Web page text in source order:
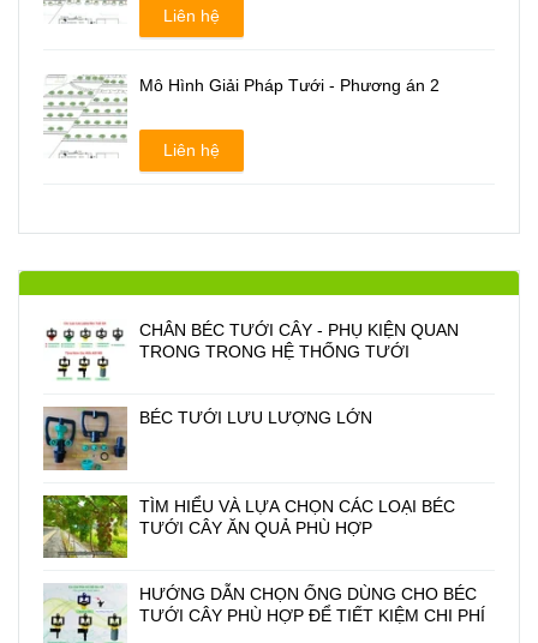
Liên hệ
Mô Hình Giải Pháp Tưới - Phương án 2
Liên hệ
CHÂN BÉC TƯỚI CÂY - PHỤ KIỆN QUAN
TRONG TRONG HỆ THỐNG TƯỚI
BÉC TƯỚI LƯU LƯỢNG LỚN
TÌM HIỂU VÀ LỰA CHỌN CÁC LOẠI BÉC
TƯỚI CÂY ĂN QUẢ PHÙ HỢP
HƯỚNG DẪN CHỌN ỐNG DÙNG CHO BÉC
TƯỚI CÂY PHÙ HỢP ĐỂ TIẾT KIỆM CHI PHÍ